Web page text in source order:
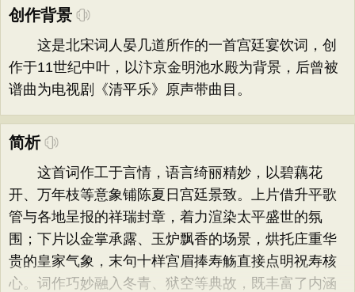
创作背景
这是北宋词人晏几道所作的一首宫廷宴饮词，创
作于11世纪中叶，以汴京金明池水殿为背景，后曾被
谱曲为电视剧《清平乐》原声带曲目。
简析
这首词作工于言情，语言绮丽精妙，以碧藕花
开、万年枝等意象铺陈夏日宫廷景致。上片借升平歌
管与各地呈报的祥瑞封章，着力渲染太平盛世的氛
围；下片以金掌承露、玉炉飘香的场景，烘托庄重华
贵的皇家气象，末句十样宫眉捧寿觞直接点明祝寿核
心。词作巧妙融入冬青、狱空等典故，既丰富了内涵